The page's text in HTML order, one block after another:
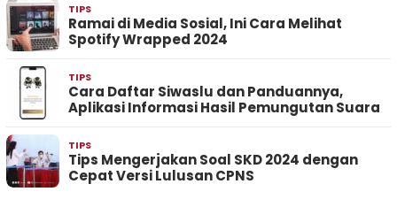
TIPS
Ramai di Media Sosial, Ini Cara Melihat
Spotify Wrapped 2024
TIPS
Cara Daftar Siwaslu dan Panduannya,
Aplikasi Informasi Hasil Pemungutan Suara
TIPS
Tips Mengerjakan Soal SKD 2024 dengan
Cepat Versi Lulusan CPNS